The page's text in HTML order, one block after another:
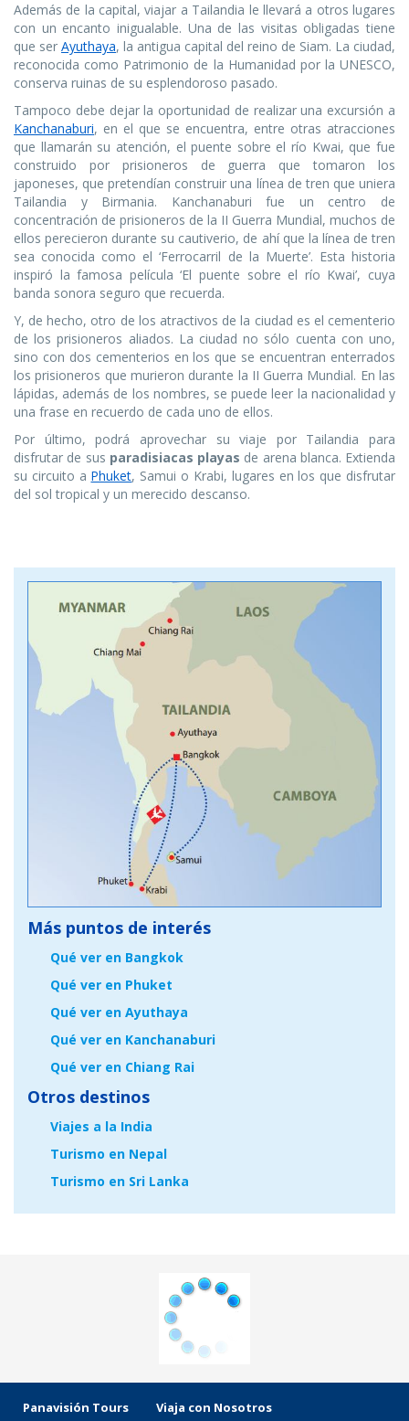
Además de la capital, viajar a Tailandia le llevará a otros lugares
con un encanto inigualable. Una de las visitas obligadas tiene
que ser Ayuthaya, la antigua capital del reino de Siam. La ciudad,
reconocida como Patrimonio de la Humanidad por la UNESCO,
conserva ruinas de su esplendoroso pasado.
Tampoco debe dejar la oportunidad de realizar una excursión a
Kanchanaburi, en el que se encuentra, entre otras atracciones
que llamarán su atención, el puente sobre el río Kwai, que fue
construido por prisioneros de guerra que tomaron los
japoneses, que pretendían construir una línea de tren que uniera
Tailandia y Birmania. Kanchanaburi fue un centro de
concentración de prisioneros de la II Guerra Mundial, muchos de
ellos perecieron durante su cautiverio, de ahí que la línea de tren
sea conocida como el ‘Ferrocarril de la Muerte’. Esta historia
inspiró la famosa película ‘El puente sobre el río Kwai’, cuya
banda sonora seguro que recuerda.
Y, de hecho, otro de los atractivos de la ciudad es el cementerio
de los prisioneros aliados. La ciudad no sólo cuenta con uno,
sino con dos cementerios en los que se encuentran enterrados
los prisioneros que murieron durante la II Guerra Mundial. En las
lápidas, además de los nombres, se puede leer la nacionalidad y
una frase en recuerdo de cada uno de ellos.
Por último, podrá aprovechar su viaje por Tailandia para
disfrutar de sus paradisiacas playas de arena blanca. Extienda
su circuito a Phuket, Samui o Krabi, lugares en los que disfrutar
del sol tropical y un merecido descanso.
Más puntos de interés
Qué ver en Bangkok
Qué ver en Phuket
Qué ver en Ayuthaya
Qué ver en Kanchanaburi
Qué ver en Chiang Rai
Otros destinos
Viajes a la India
Turismo en Nepal
Turismo en Sri Lanka
Panavisión Tours Viaja con Nosotros